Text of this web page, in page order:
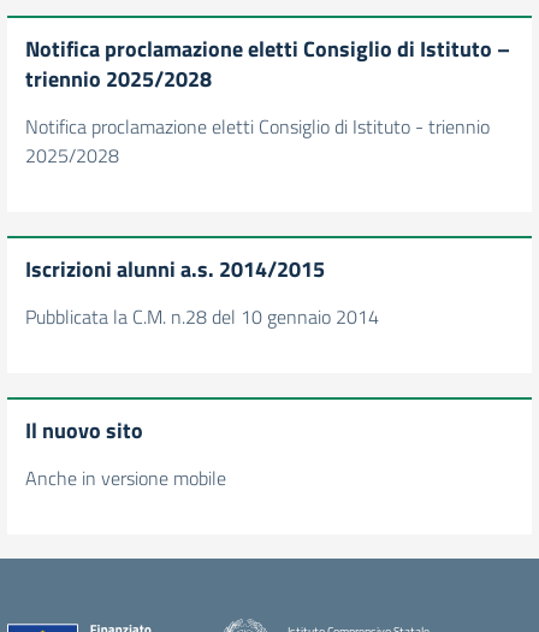
Notifica proclamazione eletti Consiglio di Istituto –
triennio 2025/2028
Notifica proclamazione eletti Consiglio di Istituto - triennio
2025/2028
Iscrizioni alunni a.s. 2014/2015
Pubblicata la C.M. n.28 del 10 gennaio 2014
Il nuovo sito
Anche in versione mobile